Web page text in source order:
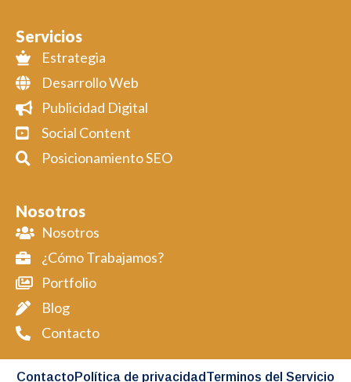
Servicios
Estrategia
Desarrollo Web
Publicidad Digital
Social Content
Posicionamiento SEO
Nosotros
Nosotros
¿Cómo Trabajamos?
Portfolio
Blog
Contacto
Contacto Política de privacidad Terminos del Servicio